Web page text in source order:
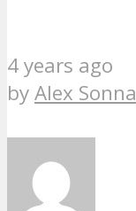
4 years ago
byAlex Sonna